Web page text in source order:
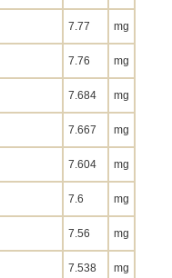
7.77 mg
7.76 mg
7.684 mg
7.667 mg
7.604 mg
7.6 mg
7.56 mg
7.538 mg